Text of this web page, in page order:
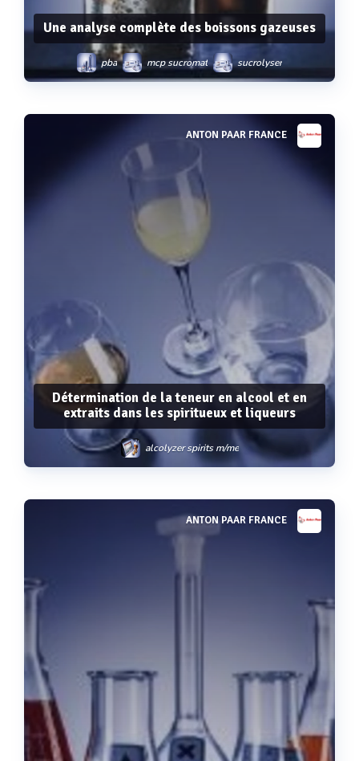
Une analyse complète des boissons gazeuses
pba mcp sucromat sucrolyser
Voir plusANTON PAAR FRANCE
Détermination de la teneur en alcool et en
extraits dans les spiritueux et liqueurs
alcolyzer spirits m/me
Voir plusANTON PAAR FRANCE